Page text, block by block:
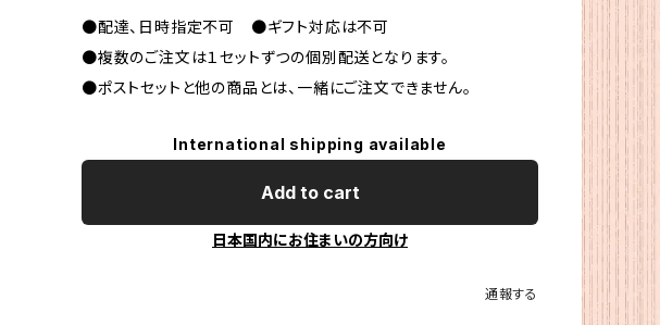
●配達、日時指定不可 ●ギフト対応は不可
●複数のご注文は１セットずつの個別配送となります。
●ポストセットと他の商品とは、一緒にご注文できません。
International shipping available
Add to cart
日本国内にお住まいの方向け
通報する